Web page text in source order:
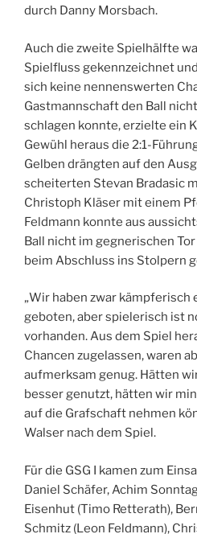
durch Danny Morsbach.
Auch die zweite Spielhälfte
Spielfluss gekennzeichnet
sich keine nennenswerten
Gastmannschaft den Ball
schlagen konnte, erzielte ein
Gewühl heraus die 2:1-
Gelben drängten auf den
scheiterten Stevan Bradasic
Christoph Kläser mit einem
Feldmann konnte aus
Ball nicht im gegnerischen
beim Abschluss ins Stolpern
„Wir haben zwar kämpferisch
geboten, aber spielerisch ist
vorhanden. Aus dem Spiel
Chancen zugelassen, waren
aufmerksam genug. Hätten
besser genutzt, hätten wir
auf die Grafschaft nehmen
Walser nach dem Spiel.
Für die GSG I kamen zum
Daniel Schäfer, Achim
Eisenhut (Timo Retterath),
Schmitz (Leon Feldmann),